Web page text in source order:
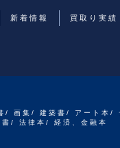
新着情報 買取り実績
画集/ 建築書/ アート本/
/ 法律本/ 経済、金融本